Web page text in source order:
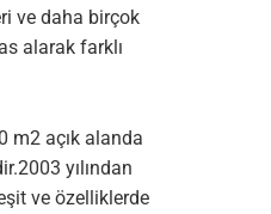
ve daha birçok
alarak farklı
m2 açık alanda
yılından
ve özelliklerde